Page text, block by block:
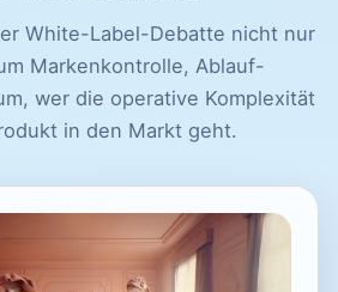
White-Label-Debatte nicht nur
Markenkontrolle, Ablauf-
wer die operative Komplexität
in den Markt geht.